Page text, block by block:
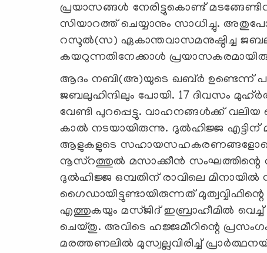
പ്രയാസങ്ങള്‍ നേരിട്ടുകൊണ്ട്
സിയാറത്ത് ചെയ്യാനും സാധിച്ചു.
റസൂല്‍(സ) ഏകാന്തവാസമനുഷ്ഠിച്ച
കയറുന്നതിനേക്കാള്‍
ആദം നബി(അ)യുടെ ഖബ്ര്‍ ഉണ്ടെന്ന്
ജബലുഹിന്ദിലും പോയി. 17 ദിവസം
വേണ്ടി പുറപ്പെട്ടു. വാഹനങ്ങള്‍ക്ക്
കാല്‍ നടയായിരുന്നു. ദുല്‍ഹിജ്ജ എട്ടിന്
ആളുകളുടെ സഹായസഹകരണങ്ങളോടെ
നൂസ്‌റത്തുല്‍ മസാക്കീന്‍ സംഘത്തിന്റെ
ദുല്‍ഹിജ്ജ ഒമ്പതിന് രാവിലെ മിനായില്‍
ഗൈഡായിട്ടുണ്ടായിരുന്നത്
എത്തുകയും മസ്ജിദ് ഇബ്രാഹീമില്‍
ചെയ്തു. അവിടെ ഹജ്ജമീറിന്റെ
മരത്തണലില്‍ മുസ്വല്ലവിരിച്ച്